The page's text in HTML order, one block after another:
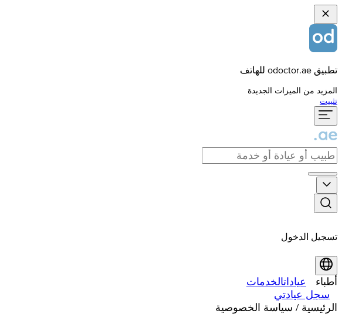
تطبيق odoctor.ae للهاتف
المزيد من الميزات الجديدة
تثبيت
تسجيل الدخول
أطباء عياداتالخدمات
سجل عيادتي
الرئيسية / سياسة الخصوصية